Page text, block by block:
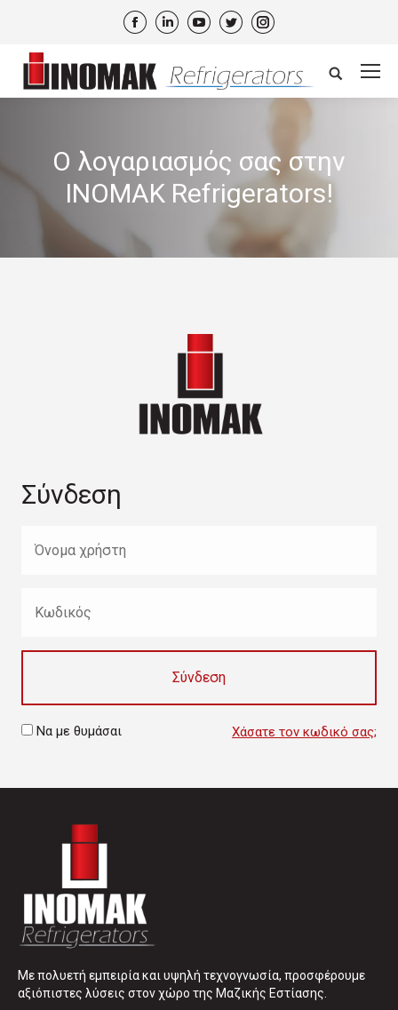
Facebook
LinkedinYouTube
TwitterInstagram
Search:
Ο λογαριασμός σας στην
INOMAK Refrigerators!
Σύνδεση
Σύνδεση
Να με θυμάσαι Χάσατε τον κωδικό σας;
Με πολυετή εμπειρία και υψηλή τεχνογνωσία, προσφέρουμε
αξιόπιστες λύσεις στον χώρο της Μαζικής Εστίασης.